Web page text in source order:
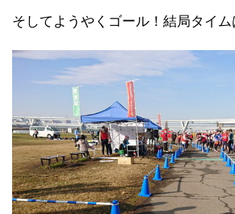
そしてようやくゴール！結局タイム